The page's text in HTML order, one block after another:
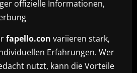
offizielle Informationen,
fapello.con variieren stark,
Erfahrungen. Wer
nutzt, kann die Vorteile